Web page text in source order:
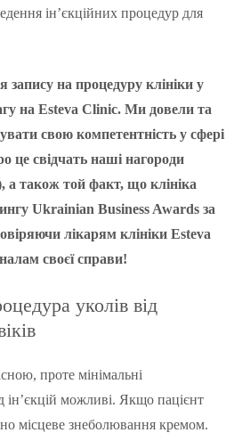
ін’єкційних процедур для
запису на процедуру клініки у
на Esteva Clinic. Ми довели та
свою компетентність у сфері
це свідчать наші нагороди
а також той факт, що клініка
Ukrainian Business Awards за
лікарям клініки Esteva
своєї справи!
уколів від
проте мінімальні
ін’єкцій можливі. Якщо пацієнт
місцеве знеболювання кремом.